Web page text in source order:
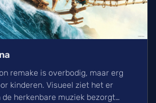
remake is overbodig, maar erg
kinderen. Visueel ziet het er
herkenbare muziek bezorgt